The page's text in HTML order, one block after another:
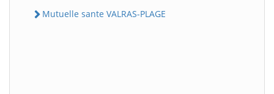
Mutuelle sante VALRAS-PLAGE